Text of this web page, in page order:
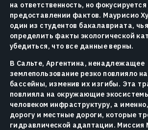
на ответственность, но фокусируется
предоставлении фактов. Маурисио
один из студентов бакалавриата,
определить факты экологической
убедиться, что все данные верны.
В Сальте, Аргентина, ненадлежащее
землепользование резко повлияло
бассейны, изменив их изгибы. Эта
повлияла на окружающие
человеком инфраструктуру, а
дорогу и местные дороги, которые
гидравлической адаптации. Миссия